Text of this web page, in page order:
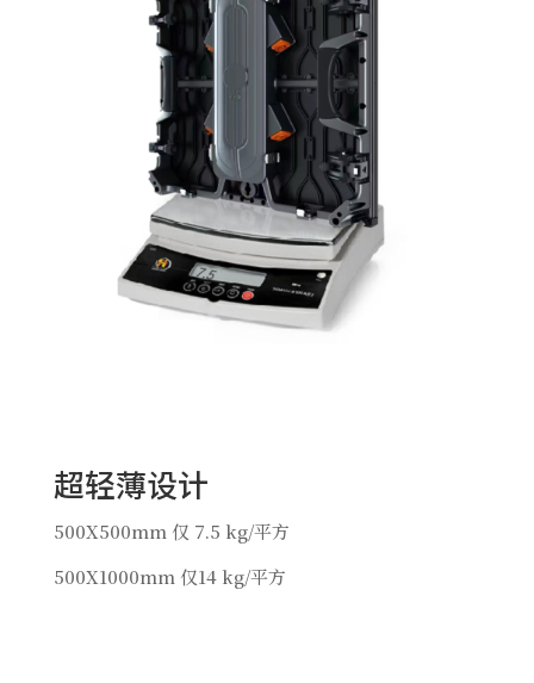
超轻薄设计
500X500mm 仅 7.5 kg/平方
500X1000mm 仅14 kg/平方